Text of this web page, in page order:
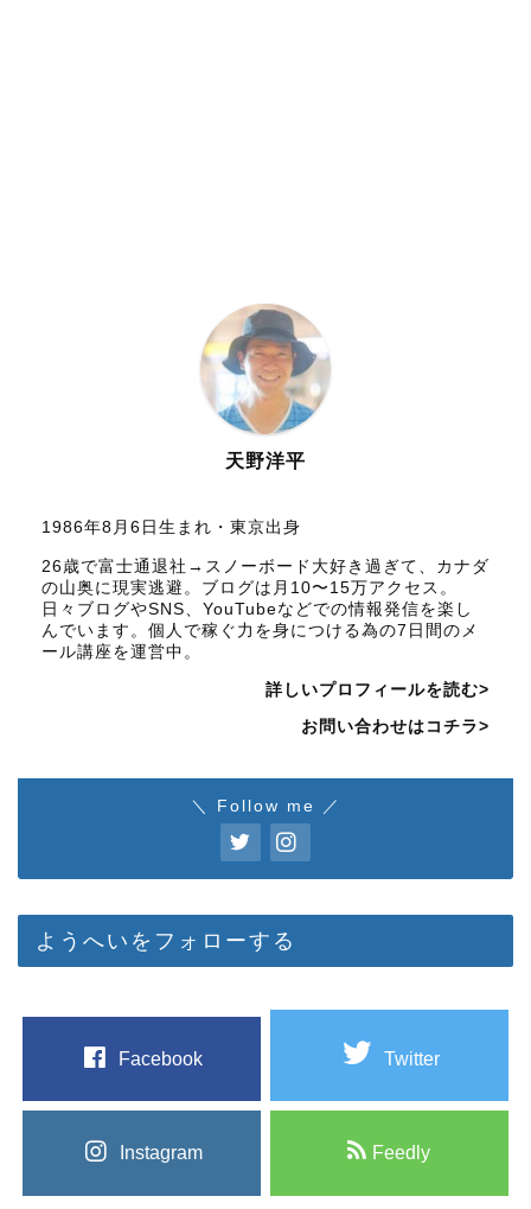
天野洋平
1986年8月6日生まれ・東京出身
26歳で富士通退社→スノーボード大好き過ぎて、カナダ
の山奥に現実逃避。ブログは月10〜15万アクセス。
日々ブログやSNS、YouTubeなどでの情報発信を楽し
んでいます。個人で稼ぐ力を身につける為の7日間のメ
ール講座を運営中。
詳しいプロフィールを読む>
お問い合わせはコチラ>
＼ Follow me ／
ようへいをフォローする
Facebook Twitter
Instagram Feedly